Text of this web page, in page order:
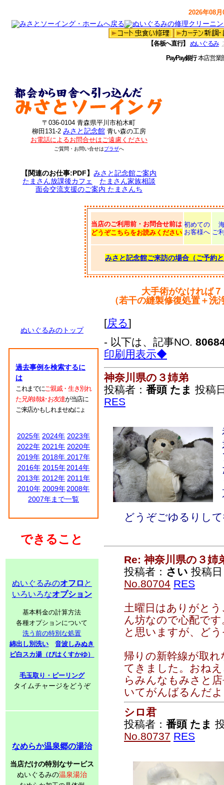
2026年08
【各板へ直行】 ぬいぐるみ
PayPay銀行本店営
〒036-0104 青森県平川市柏木町
柳田131-2 みさと記念館 青い森の工房
お電話によるお問合せはご遠慮ください
ご質問・お問い合せはプラザへ
【関連のお仕事:PDF】みさと記念館ご案内
たまさん放課後カフェ
たまさん家族相談
面会交流支援のご案内 たまさんち
当店のご利用前・お問合せ前は
どうぞこちらをお読みください
初めての
お客様へ ご
みさと記念館ご来訪の場合（ご予約
大手術がなければ
（若干の縫製修復処置＋
ぬいぐるみのトップ
過去事例を検索するに
は
これまでにご親戚・生き別れ
た兄弟姉妹･お友達が当店に
ご来店かもしれませぬにょ
2025年 2024年 2023年
2022年 2021年 2020年
2019年 2018年 2017年
2016年 2015年 2014年
2013年 2012年 2011年
2010年 2009年 2008年
2007年まで一覧
できること
ぬいぐるみのオフロ と
いろいろなオプション
基本料金の計算方法
各種オプションについて
洗う前の特別な処置
綿出し別洗い
音波しみぬき
ビ白スカ湯（びはくすかゆ）
毛玉取り・ピーリング
タイムチャージをどうぞ
なめらか温泉郷の湯治
当店だけの特別なサービス
ぬいぐるみの温泉湯治
[戻る]
- 以下は、記事NO.
印刷用表示◆
神奈川県の３姉弟
投稿者： 番頭 たま 投稿
RES
どうぞごゆるりし
Re: 神奈川県の３姉
投稿者： さい 投稿
No.80704 RES
土曜日はありがと
ん坊なので心配で
と思いますが、ど
帰りの新幹線が取
てきました。おね
らみんなもみさと
いてがんばるんだ
シロ君
投稿者： 番頭 たま
No.80737 RES